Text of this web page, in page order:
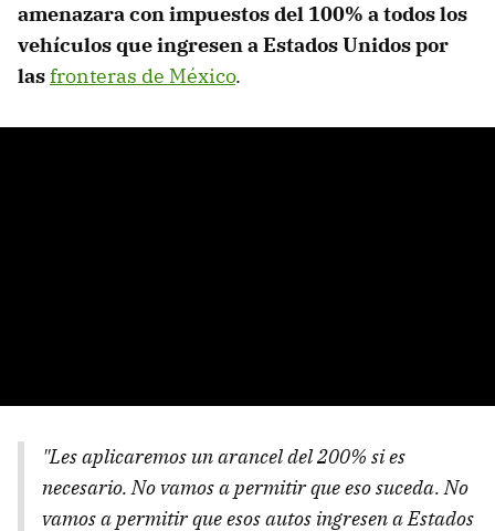
amenazara con impuestos del 100% a todos los
vehículos que ingresen a Estados Unidos por
lasfronteras de México.
"Les aplicaremos un arancel del 200% si es
necesario. No vamos a permitir que eso suceda. No
vamos a permitir que esos autos ingresen a Estados